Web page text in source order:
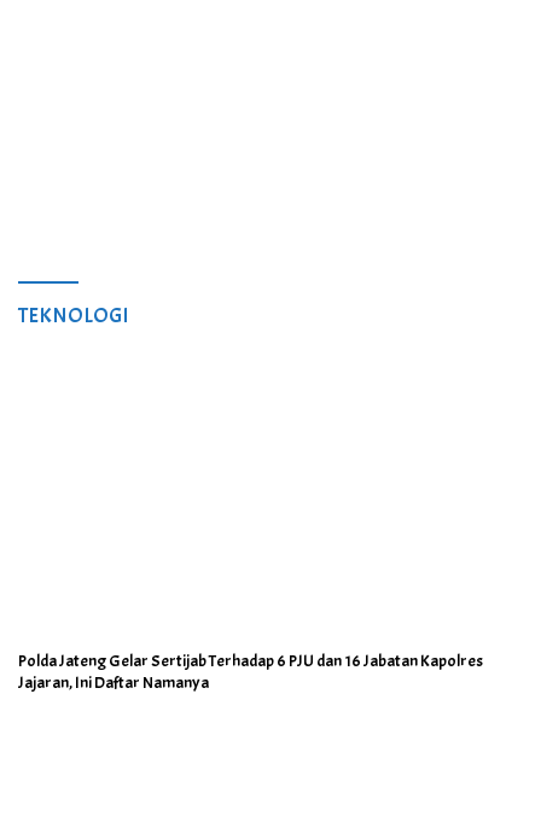
TEKNOLOGI
Polda Jateng Gelar Sertijab Terhadap 6 PJU dan 16 Jabatan Kapolres
Jajaran, Ini Daftar Namanya